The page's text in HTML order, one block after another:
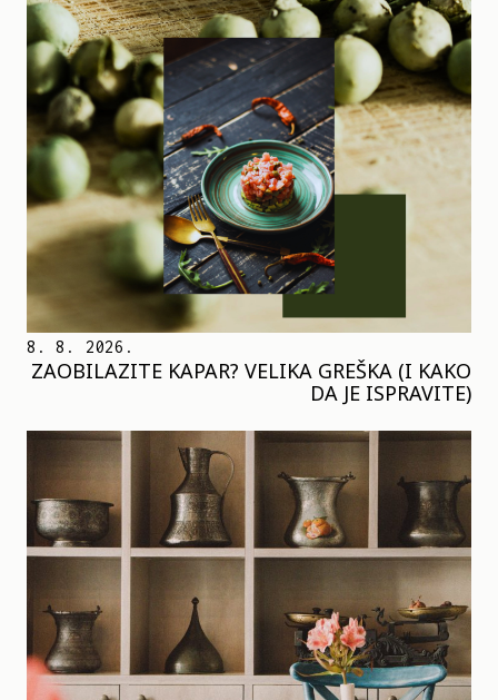
8. 8. 2026.
ZAOBILAZITE KAPAR? VELIKA GREŠKA (I KAKO
DA JE ISPRAVITE)